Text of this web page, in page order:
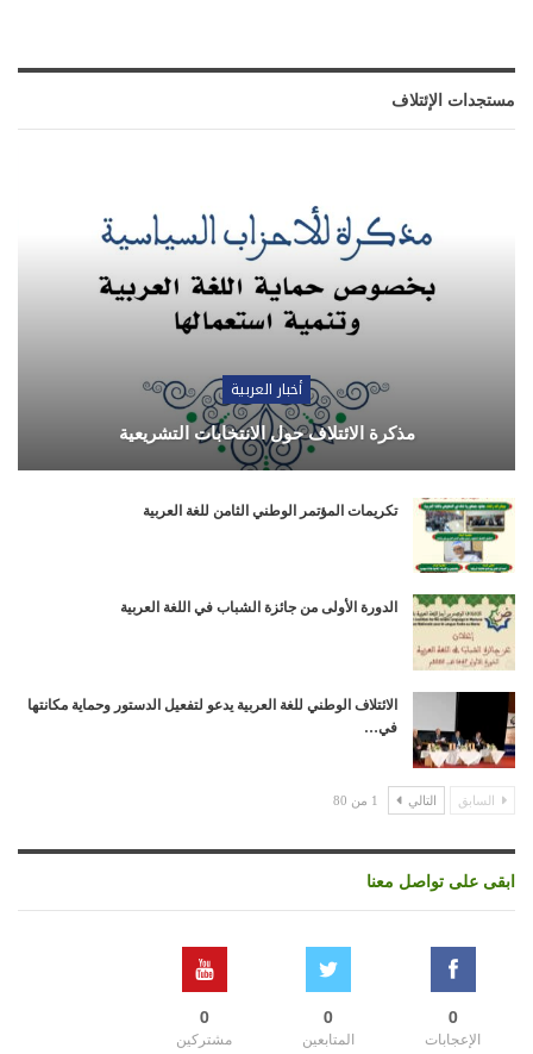
مستجدات الإئتلاف
أخبار العربية
مذكرة الائتلاف حول الانتخابات التشريعية
تكريمات المؤتمر الوطني الثامن للغة العربية
الدورة الأولى من جائزة الشباب في اللغة العربية
الائتلاف الوطني للغة العربية يدعو لتفعيل الدستور وحماية مكانتها
في…
السابق التالي 1 من 80
ابقى على تواصل معنا
0
الإعجابات
0
المتابعين
0
مشتركين